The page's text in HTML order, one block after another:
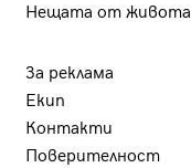
Нещата от живота
За реклама
Екип
Контакти
Поверителност